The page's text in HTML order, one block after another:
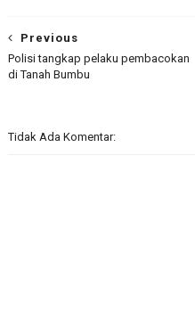
Previous
Polisi tangkap pelaku pembacokan
di Tanah Bumbu
Tidak Ada Komentar: